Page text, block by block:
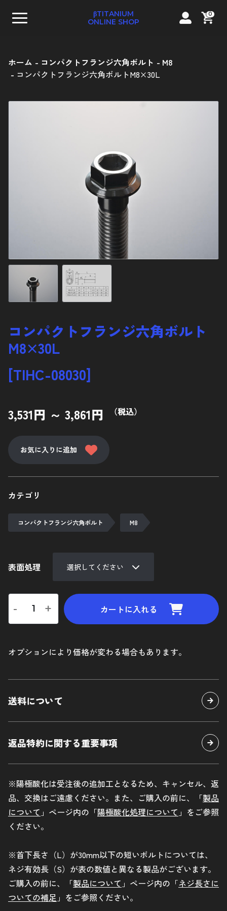
βTITANIUM
ONLINE SHOP
0
ストレートキャップボルト
コンパクトフランジ六角ボルト
フランジ六角ボルト
12ポイントフランジボルト
ナット
スタッドボルト
その他バイクパーツ
カーパーツ
使用鋼材について
陽極酸化処理
ご利用ガイド
マイカート
新規会員登録
お気に入り
特定商取引法に基づく表示
車種別キットはこちら
お問い合わせ
ホーム コンパクトフランジ六角ボルト
M8
コンパクトフランジ六角ボルトM8×30L
コンパクトフランジ六角ボルト
M8×30L
[TIHC-08030]
3,531円 ～ 3,861円 （税込）
お気に入りに追加
カテゴリ
コンパクトフランジ六角ボルト M8
表面処理
- + カートに入れる
オプションにより価格が変わる場合もあります。
送料について
返品特約に関する重要事項
※陽極酸化は受注後の追加工となるため、キャンセル、返
品、交換はご遠慮ください。また、ご購入の前に、「製品
について 」ページ内の「陽極酸化処理について 」をご参照
ください。
※首下長さ（L）が30mm以下の短いボルトについては、
ネジ有効長（S）が表の数値と異なる製品がございます。
ご購入の前に、「製品について 」ページ内の「ネジ長さに
ついての補足 」をご参照ください。